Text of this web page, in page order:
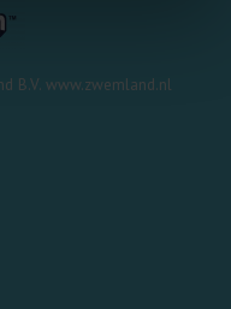
B.V. www.zwemland.nl